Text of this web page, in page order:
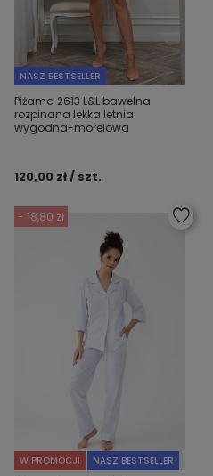
NASZ BESTSELLER
Piżama 2613 L&L bawełna
rozpinana lekka letnia
wygodna-morelowa
120,00 zł / szt.
- 18,80 zł
W PROMOCJI NASZ BESTSELLER